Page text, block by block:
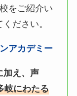
をご紹介い
ださい。
アカデミー
加え、声
岐にわたる